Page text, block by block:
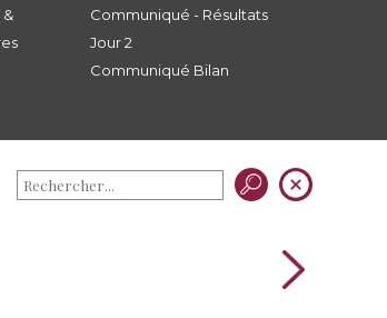
Communiqué - Résultats
Jour 2
Communiqué Bilan